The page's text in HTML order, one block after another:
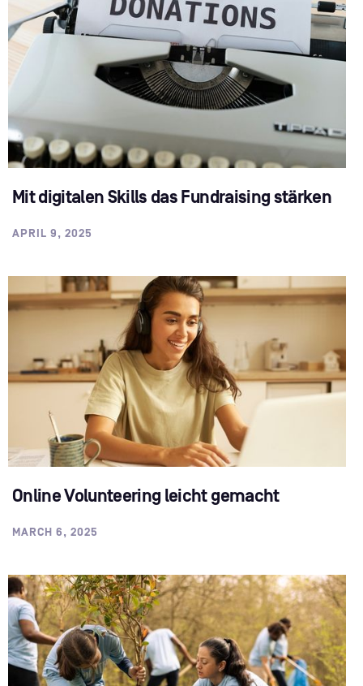
Mit digitalen Skills das Fundraising stärken
APRIL 9, 2025
Online Volunteering leicht gemacht
MARCH 6, 2025